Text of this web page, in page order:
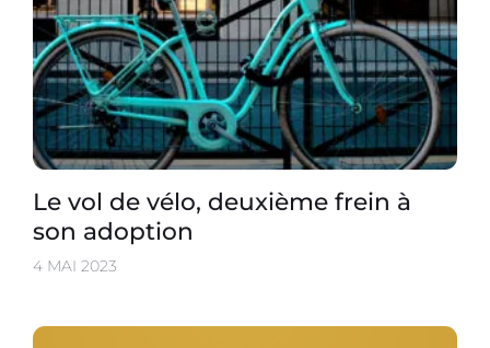
Le vol de vélo, deuxième frein à
son adoption
4 MAI 2023